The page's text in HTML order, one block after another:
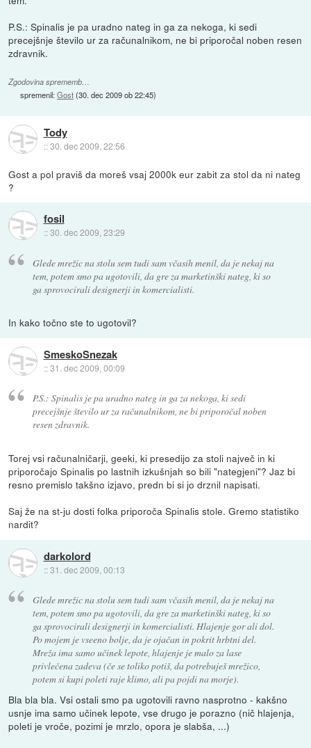
P.S.: Spinalis je pa uradno nateg in ga za nekoga, ki sedi
precejšnje število ur za računalnikom, ne bi priporočal noben resen
zdravnik.
Zgodovina sprememb…
spremenil:Gost(30. dec 2009 ob 22:45)
Tody
::30. dec 2009, 22:56
Gost a pol praviš da moreš vsaj 2000k eur zabit za stol da ni nateg
?
fosil
::30. dec 2009, 23:29
Glede mrežic na stolu sem tudi sam včasih menil, da je nekaj na
tem, potem smo pa ugotovili, da gre za marketinški nateg, ki so
ga sprovocirali designerji in komercialisti.
In kako točno ste to ugotovil?
SmeskoSnezak
::31. dec 2009, 00:09
P.S.: Spinalis je pa uradno nateg in ga za nekoga, ki sedi
precejšnje število ur za računalnikom, ne bi priporočal noben
resen zdravnik.
Torej vsi računalničarji, geeki, ki presedijo za stoli največ in ki
priporočajo Spinalis po lastnih izkušnjah so bili "nategjeni"? Jaz bi
resno premislo takšno izjavo, predn bi si jo drznil napisati.
Saj že na st-ju dosti folka priporoča Spinalis stole. Gremo statistiko
nardit?
darkolord
::31. dec 2009, 00:13
Glede mrežic na stolu sem tudi sam včasih menil, da je nekaj na
tem, potem smo pa ugotovili, da gre za marketinški nateg, ki so
ga sprovocirali designerji in komercialisti. Hlajenje gor ali dol.
Po mojem je vseeno bolje, da je ojačan in pokrit hrbtni del.
Mreža ima samo učinek lepote, hlajenje je malo za lase
privlečena zadeva (če se toliko potiš, da potrebuješ mrežico,
potem si kupi poleti raje klimo, ali pa pojdi na morje).
Bla bla bla. Vsi ostali smo pa ugotovili ravno nasprotno - kakšno
usnje ima samo učinek lepote, vse drugo je porazno (nič hlajenja,
poleti je vroče, pozimi je mrzlo, opora je slabša, ...)